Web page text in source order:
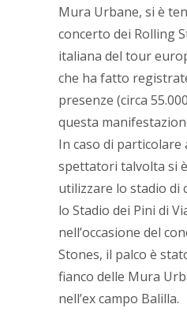
Mura Urbane, si è
concerto dei Rolling
italiana del tour
che ha fatto
presenze (circa
questa
In caso di particolare
spettatori talvolta si
utilizzare lo stadio di
lo Stadio dei Pini di
nell’occasione del
Stones, il palco è
fianco delle Mura
nell’ex campo Balilla.